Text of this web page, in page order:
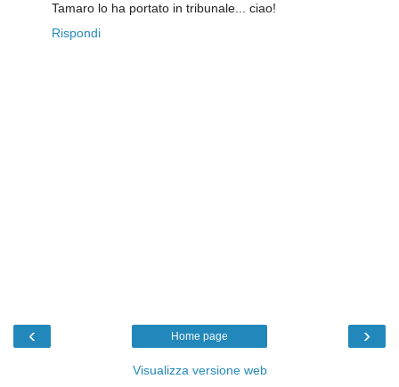
Tamaro lo ha portato in tribunale... ciao!
Rispondi
‹ ›
Home page
Visualizza versione web